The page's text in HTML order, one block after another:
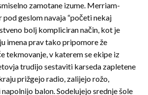
zamotane izume. Merriam-
geslom navaja “početi nekaj
bolj kompliciran način, kot je
imena prav tako pripomore že
tekmovanje, v katerem se ekipe iz
trudijo ses­ta­viti karseda zapletene
priž­gejo radio, zalijejo rožo,
balon. Sodelujejo srednje šole